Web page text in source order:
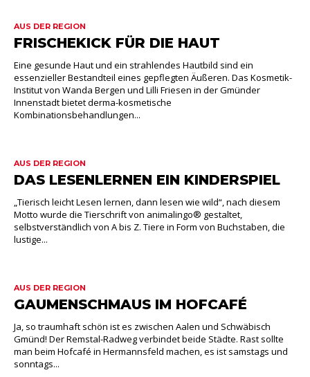
AUS DER REGION
FRISCHEKICK FÜR DIE HAUT
Eine gesunde Haut und ein strahlendes Hautbild sind ein
essenzieller Bestandteil eines gepflegten Äußeren. Das Kosmetik-
Institut von Wanda Bergen und Lilli Friesen in der Gmünder
Innenstadt bietet derma-kosmetische
Kombinationsbehandlungen...
AUS DER REGION
DAS LESENLERNEN EIN KINDERSPIEL
„Tierisch leicht Lesen lernen, dann lesen wie wild“, nach diesem
Motto wurde die Tierschrift von animalingo® gestaltet,
selbstverständlich von A bis Z. Tiere in Form von Buchstaben, die
lustige...
AUS DER REGION
GAUMENSCHMAUS IM HOFCAFÉ
Ja, so traumhaft schön ist es zwischen Aalen und Schwäbisch
Gmünd! Der Remstal-Radweg verbindet beide Städte. Rast sollte
man beim Hofcafé in Hermannsfeld machen, es ist samstags und
sonntags...